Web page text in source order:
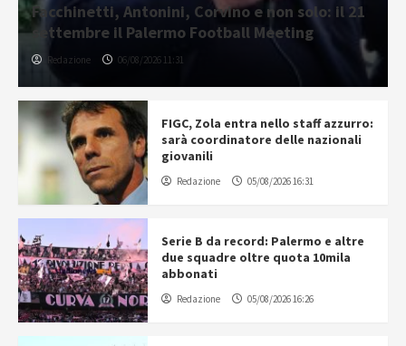
Facchinetti, Antonini, Corvino e non solo: il 21
settembre il Palermo Football Meeting
Redazione 06/08/2026 11:31
FIGC, Zola entra nello staff azzurro:
sarà coordinatore delle nazionali
giovanili
Redazione 05/08/2026 16:31
Serie B da record: Palermo e altre
due squadre oltre quota 10mila
abbonati
Redazione 05/08/2026 16:26